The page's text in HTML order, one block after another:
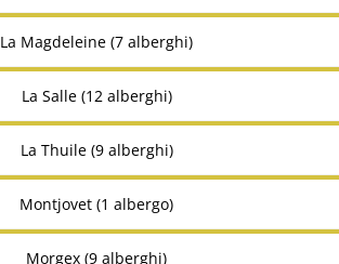
La Magdeleine (7 alberghi)
La Salle (12 alberghi)
La Thuile (9 alberghi)
Montjovet (1 albergo)
Morgex (9 alberghi)